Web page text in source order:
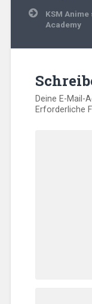
KSM
Academy
Deine E-Mail-
Erforderliche